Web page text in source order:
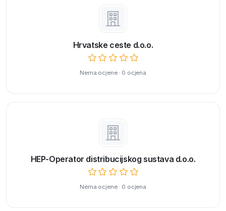
Hrvatske ceste d.o.o.
Nema ocjene · 0 ocjena
HEP-Operator distribucijskog sustava d.o.o.
Nema ocjene · 0 ocjena